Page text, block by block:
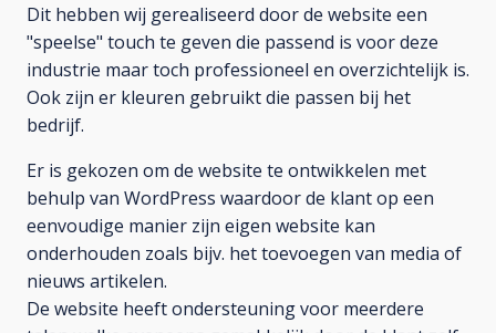
Dit hebben wij gerealiseerd door de website een
"speelse" touch te geven die passend is voor deze
industrie maar toch professioneel en overzichtelijk is.
Ook zijn er kleuren gebruikt die passen bij het
bedrijf.
Er is gekozen om de website te ontwikkelen met
behulp van WordPress waardoor de klant op een
eenvoudige manier zijn eigen website kan
onderhouden zoals bijv. het toevoegen van media of
nieuws artikelen.
De website heeft ondersteuning voor meerdere